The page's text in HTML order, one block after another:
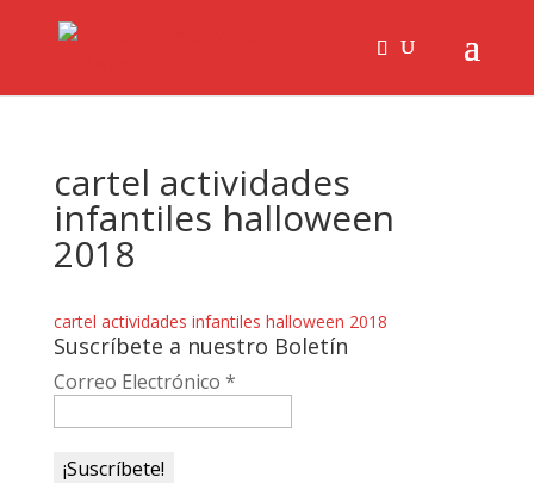
cartel actividades
infantiles halloween
2018
cartel actividades infantiles halloween 2018
Suscríbete a nuestro Boletín
Correo Electrónico *